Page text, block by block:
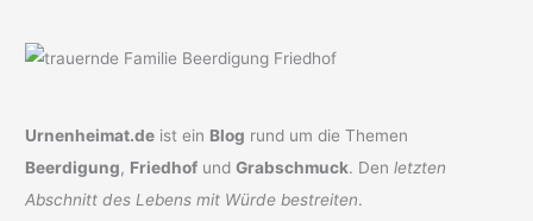
Urnenheimat.de ist ein Blog rund um die Themen
Beerdigung, Friedhof undGrabschmuck. Denletzten
Abschnitt des Lebens mit Würde bestreiten.